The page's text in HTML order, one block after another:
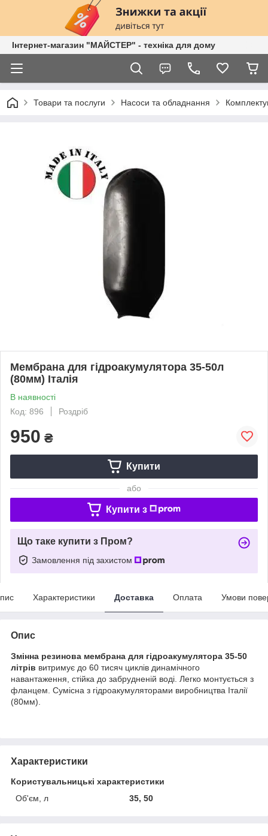
Інтернет-магазин "МАЙСТЕР" - техніка для дому
Товари та послуги Насоси та обладнання
Мембрана для гідроакумулятора 35-50л
(80мм) Італія
В наявності
Код: 896
Роздріб
950 ₴
Купити
або
Купити з
Що таке купити з Пром?
Замовлення під захистом
Характеристики Доставка Оплата Умови
Опис
Змінна резинова мембрана для гідроакумулятора 35-50
літрів витримує до 60 тисяч циклів динамічного
навантаження, стійка до забрудненій воді. Легко монтується з
фланцем. Сумісна з гідроакумуляторами виробництва Італії
(80мм).
Характеристики
Користувальницькі характеристики
Об'єм, л
35, 50